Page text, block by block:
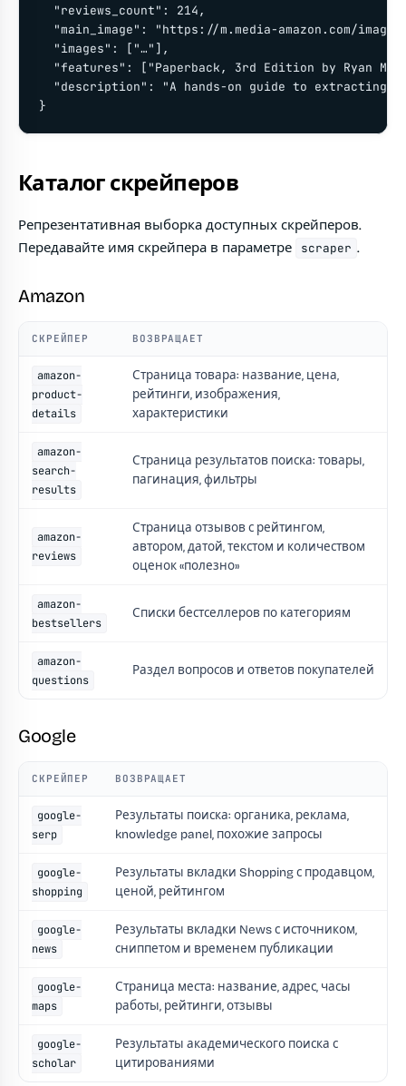
  "reviews_count": 214,
"main_image": "https://m.media-amazon.com/
  "images": ["…"],
"features": ["Paperback, 3rd Edition by Ryan
"description": "A hands-on guide to extracting
}
Каталог скрейперов
Репрезентативная выборка доступных скрейперов.
Передавайте имя скрейпера в параметре
scraper .
Amazon
СКРЕЙПЕР ВОЗВРАЩАЕТ
amazon-
product-
details
Страница товара: название, цена,
рейтинги, изображения,
характеристики
amazon-
search-
results
Страница результатов поиска: товары,
пагинация, фильтры
amazon-
reviews
Страница отзывов с рейтингом,
автором, датой, текстом и количеством
оценок «полезно»
amazon-
bestsellers
Списки бестселлеров по категориям
amazon-
questions
Раздел вопросов и ответов покупателей
Google
СКРЕЙПЕР ВОЗВРАЩАЕТ
google-
serp
Результаты поиска: органика, реклама,
knowledge panel, похожие запросы
google-
shopping
Результаты вкладки Shopping с продавцом,
ценой, рейтингом
google-
news
Результаты вкладки News с источником,
сниппетом и временем публикации
google-
maps
Страница места: название, адрес, часы
работы, рейтинги, отзывы
google-
scholar
Результаты академического поиска с
цитированиями